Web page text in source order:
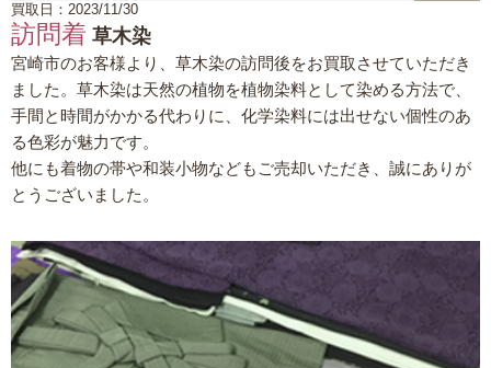
買取日：2023/11/30
訪問着 草木染
宮崎市のお客様より、草木染の訪問後をお買取させていただき
ました。草木染は天然の植物を植物染料として染める方法で、
手間と時間がかかる代わりに、化学染料には出せない個性のあ
る色彩が魅力です。
他にも着物の帯や和装小物などもご売却いただき、誠にありが
とうございました。